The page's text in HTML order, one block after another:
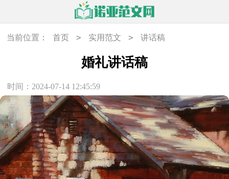
当前位置： 首页 > 实用范文 > 讲话稿
婚礼讲话稿
时间：2024-07-14 12:45:59